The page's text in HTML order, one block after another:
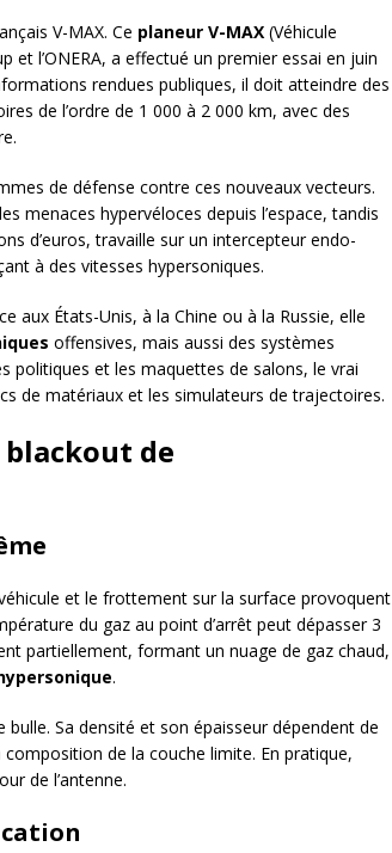
V-MAX. Ce planeur V-MAX (Véhicule
l’ONERA, a effectué un premier essai en juin
rendues publiques, il doit atteindre des
de l’ordre de 1 000 à 2 000 km, avec des
de défense contre ces nouveaux vecteurs.
menaces hypervéloces depuis l’espace, tandis
d’euros, travaille sur un intercepteur endo-
à des vitesses hypersoniques.
aux États-Unis, à la Chine ou à la Russie, elle
offensives, mais aussi des systèmes
politiques et les maquettes de salons, le vrai
de matériaux et les simulateurs de trajectoires.
de
et le frottement sur la surface provoquent
du gaz au point d’arrêt peut dépasser 3
partiellement, formant un nuage de gaz chaud,
.
Sa densité et son épaisseur dépendent de
de la couche limite. En pratique,
de l’antenne.